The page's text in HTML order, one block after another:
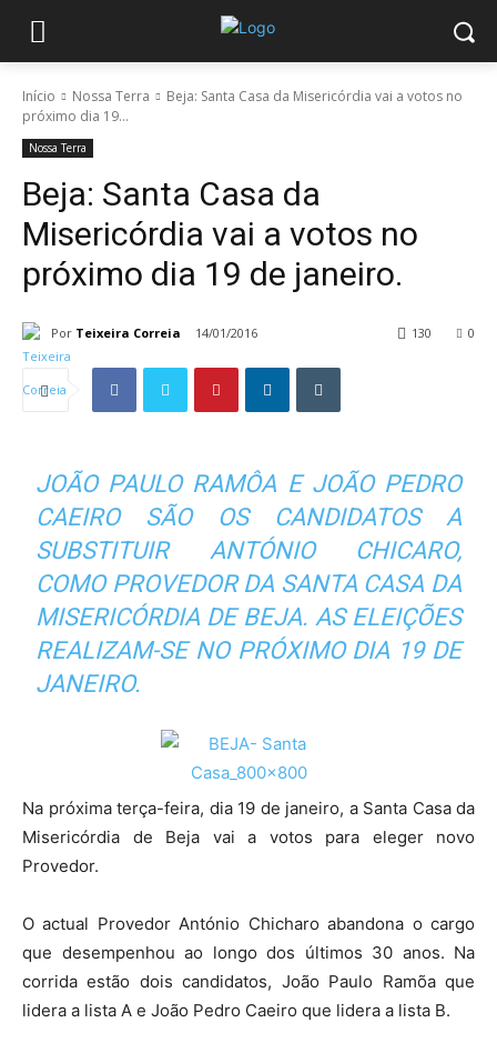
Início Nossa Terra
Beja: Santa Casa da Misericórdia vai a votos no
próximo dia 19...
Nossa Terra
Beja: Santa Casa da
Misericórdia vai a votos no
próximo dia 19 de janeiro.
Por Teixeira Correia 14/01/2016 0
130
JOÃO PAULO RAMÔA E JOÃO PEDRO
CAEIRO SÃO OS CANDIDATOS A
SUBSTITUIR ANTÓNIO CHICARO,
COMO PROVEDOR DA SANTA CASA DA
MISERICÓRDIA DE BEJA. AS ELEIÇÕES
REALIZAM-SE NO PRÓXIMO DIA 19 DE
JANEIRO.
Na próxima terça-feira, dia 19 de janeiro, a Santa Casa da
Misericórdia de Beja vai a votos para eleger novo
Provedor.
O actual Provedor António Chicharo abandona o cargo
que desempenhou ao longo dos últimos 30 anos. Na
corrida estão dois candidatos, João Paulo Ramõa que
lidera a lista A e João Pedro Caeiro que lidera a lista B.